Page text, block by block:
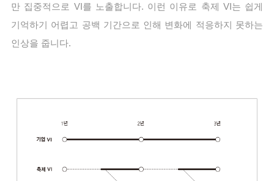
만 집중적으로 VI를 노출합니다. 이런 이유로 축제 VI는 쉽게
기억하기 어렵고 공백 기간으로 인해 변화에 적응하지 못하는
인상을 줍니다.